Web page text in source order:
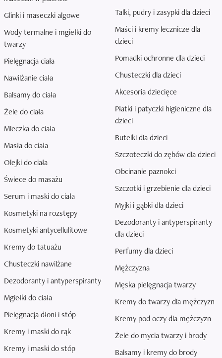
Glinki i maseczki algowe
Wody termalne i mgiełki do
twarzy
Pielęgnacja ciała
Nawilżanie ciała
Balsamy do ciała
Żele do ciała
Mleczka do ciała
Masła do ciała
Olejki do ciała
Świece do masażu
Serum i maski do ciała
Kosmetyki na rozstępy
Kosmetyki antycellulitowe
Kremy do tatuażu
Chusteczki nawilżane
Dezodoranty i antyperspiranty
Mgiełki do ciała
Pielęgnacja dłoni i stóp
Kremy i maski do rąk
Kremy i maski do stóp
Talki, pudry i zasypki dla dzieci
Maści i kremy lecznicze dla
dzieci
Pomadki ochronne dla dzieci
Chusteczki dla dzieci
Akcesoria dziecięce
Płatki i patyczki higieniczne dla
dzieci
Butelki dla dzieci
Szczoteczki do zębów dla dzieci
Obcinanie paznokci
Szczotki i grzebienie dla dzieci
Myjki i gąbki dla dzieci
Dezodoranty i antyperspiranty
dla dzieci
Perfumy dla dzieci
Mężczyzna
Męska pielęgnacja twarzy
Kremy do twarzy dla mężczyzn
Kremy pod oczy dla mężczyzn
Żele do mycia twarzy i brody
Balsamy i kremy do brody